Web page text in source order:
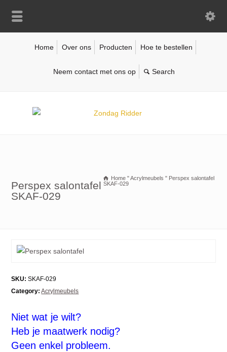
Home Over ons Producten Hoe te bestellen
Neem contact met ons op
Perspex salontafel
SKAF-029
Home "Acrylmeubels " Perspex salontafel
SKAF-029
SKU: SKAF-029
Category: Acrylmeubels
Niet wat je wilt?
Heb je maatwerk nodig?
Geen enkel probleem.